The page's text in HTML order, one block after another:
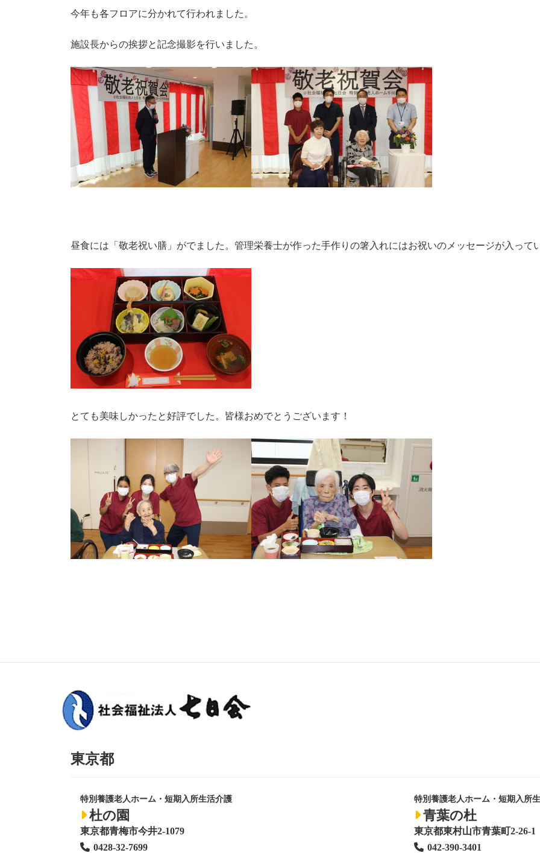
今年も各フロアに分かれて行われました。
施設長からの挨拶と記念撮影を行いました。
昼食には「敬老祝い膳」がでました。管理栄養士が作った手作りの箸入れにはお祝いのメッセージが入って
とても美味しかったと好評でした。皆様おめでとうございます！
東京都
特別養護老人ホーム・短期入所生活介護
杜の園
東京都青梅市今井2-1079
0428-32-7699
特別養護老人ホーム・短期入所
青葉の杜
東京都東村山市青葉町2-26-1
042-390-3401